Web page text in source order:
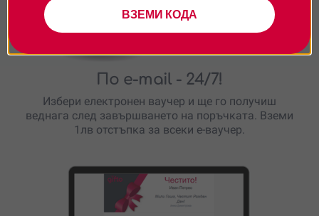
По e-mail - 24/7!
Избери електронен ваучер и ще го получиш
веднага след завършването на поръчката. Вземи
1лв отстъпка за всеки е-ваучер.
ВЗЕМИ КОДА